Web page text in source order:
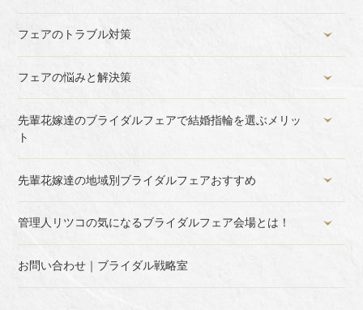
フェアのトラブル対策
フェアの悩みと解決策
先輩花嫁達のブライダルフェアで結婚指輪を選ぶメリッ
ト
先輩花嫁達の地域別ブライダルフェアおすすめ
管理人リツコの気になるブライダルフェア会場とは！
お問い合わせ｜ブライダル戦略室